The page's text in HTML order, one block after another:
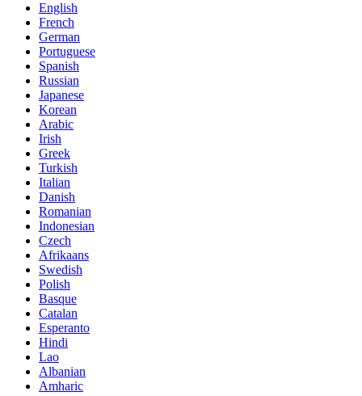
English
French
German
Portuguese
Spanish
Russian
Japanese
Korean
Arabic
Irish
Greek
Turkish
Italian
Danish
Romanian
Indonesian
Czech
Afrikaans
Swedish
Polish
Basque
Catalan
Esperanto
Hindi
Lao
Albanian
Amharic